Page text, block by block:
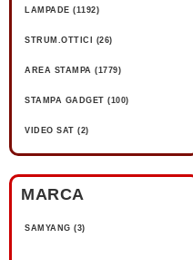
LAMPADE (1192)
STRUM.OTTICI (26)
AREA STAMPA (1779)
STAMPA GADGET (100)
VIDEO SAT (2)
MARCA
SAMYANG (3)